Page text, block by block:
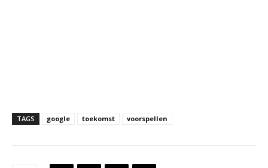
TAGS google toekomst voorspellen